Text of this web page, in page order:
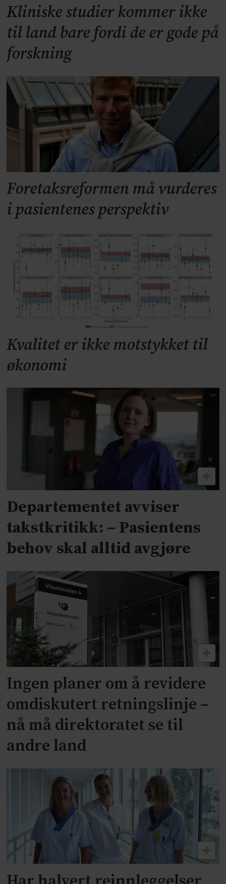
Kliniske studier kommer ikke
til land bare fordi de er gode på
forskning
Foretaksreformen må vurderes
i pasientenes perspektiv
Kvalitet er ikke motstykket til
økonomi
Departementet avviser
takstkritikk: – Pasientens
behov skal alltid avgjøre
Ingen planer om å revidere
omdiskutert retningslinje –
nå må direktoratet se til
andre land